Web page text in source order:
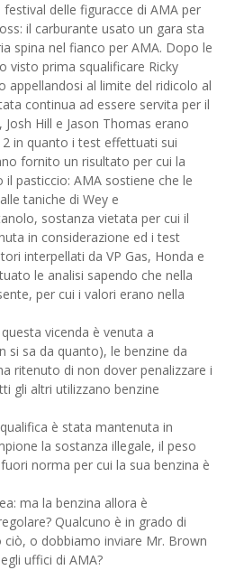
delle figuracce di AMA per
il carburante usato un gara sta
spina nel fianco per AMA. Dopo le
visto prima squalificare Ricky
appellandosi al limite del ridicolo al
continua ad essere servita per il
Hill e Jason Thomas erano
in quanto i test effettuati sui
fornito un risultato per cui la
il pasticcio: AMA sostiene che le
taniche di Wey e
sostanza vietata per cui il
in considerazione ed i test
interpellati da VP Gas, Honda e
le analisi sapendo che nella
per cui i valori erano nella
vicenda è venuta a
si sa da quanto), le benzine da
ritenuto di non dover penalizzare i
gli altri utilizzano benzine
è stata mantenuta in
la sostanza illegale, il peso
norma per cui la sua benzina è
ma la benzina allora è
Qualcuno è in grado di
o dobbiamo inviare Mr. Brown
uffici di AMA?